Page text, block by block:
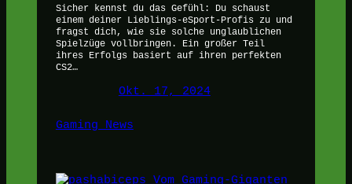
Sicher kennst du das Gefühl: Du schaust
einem deiner Lieblings-eSport-Profis zu und
fragst dich, wie sie solche unglaublichen
Spielzüge vollbringen. Ein großer Teil
ihres Erfolgs basiert auf ihren perfekten
CS2…
Okt. 17, 2024
Gaming News